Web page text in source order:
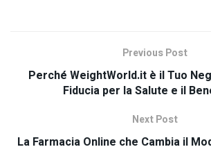
Previous Post
Perché WeightWorld.it è il Tuo
Fiducia per la Salute e il
Next Post
La Farmacia Online che Cambia il